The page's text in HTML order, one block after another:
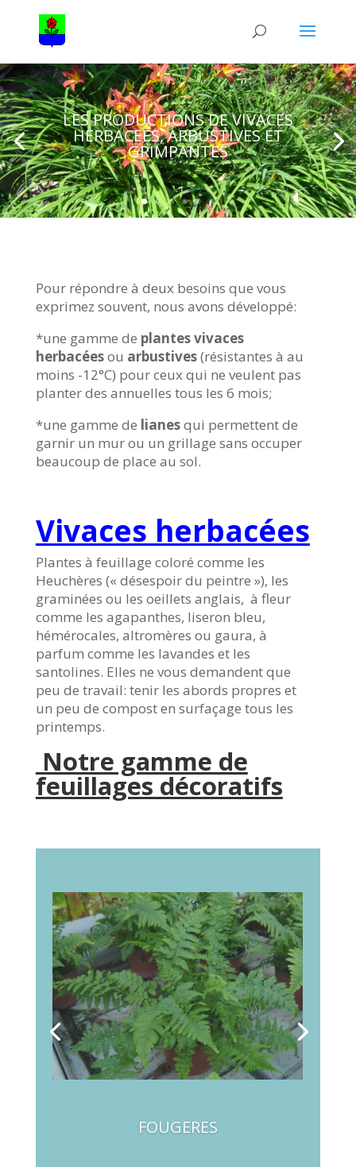
LES PRODUCTIONS DE VIVACES
HERBACEES, ARBUSTIVES ET
GRIMPANTES
Pour répondre à deux besoins que vous
exprimez souvent, nous avons développé:
*une gamme de plantes vivaces
herbacéesou arbustives(résistantes à au
moins -12°C) pour ceux qui ne veulent pas
planter des annuelles tous les 6 mois;
*une gamme de lianesqui permettent de
garnir un mur ou un grillage sans occuper
beaucoup de place au sol.
Vivaces herbacées
Plantes à feuillage coloré comme les
Heuchères (« désespoir du peintre »), les
graminées ou les oeillets anglais, à fleur
comme les agapanthes, liseron bleu,
hémérocales, altromères ou gaura, à
parfum comme les lavandes et les
santolines. Elles ne vous demandent que
peu de travail: tenir les abords propres et
un peu de compost en surfaçage tous les
printemps.
Notre gamme de
feuillages décoratifs
FOUGERES